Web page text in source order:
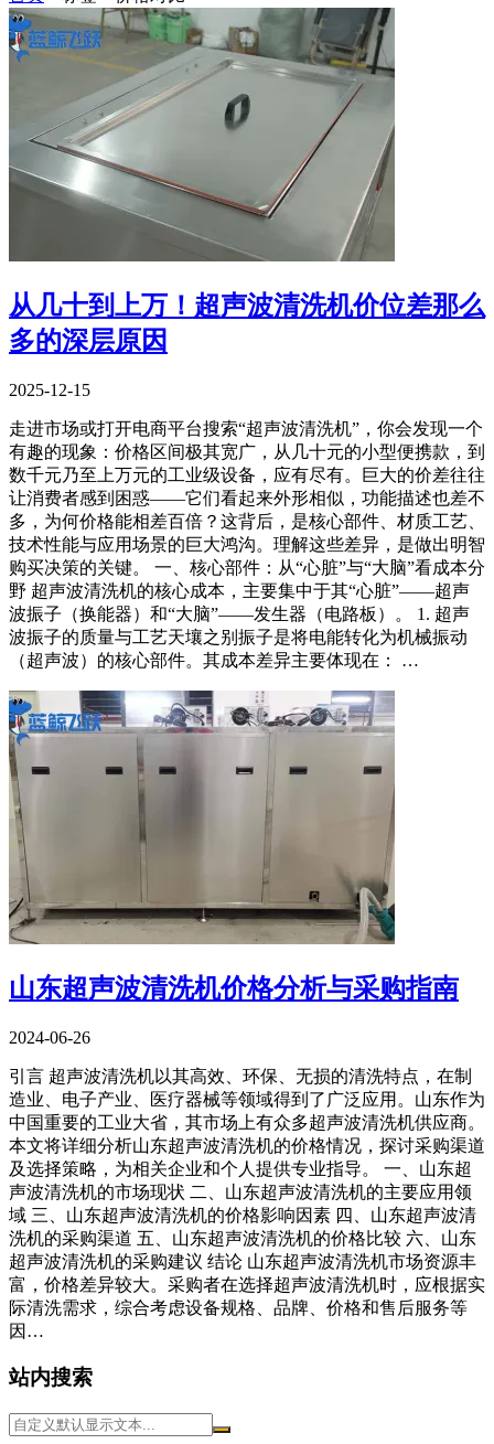
从几十到上万！超声波清洗机价位差那么
多的深层原因
2025-12-15
走进市场或打开电商平台搜索“超声波清洗机”，你会发现一个
有趣的现象：价格区间极其宽广，从几十元的小型便携款，到
数千元乃至上万元的工业级设备，应有尽有。巨大的价差往往
让消费者感到困惑——它们看起来外形相似，功能描述也差不
多，为何价格能相差百倍？这背后，是核心部件、材质工艺、
技术性能与应用场景的巨大鸿沟。理解这些差异，是做出明智
购买决策的关键。 一、核心部件：从“心脏”与“大脑”看成本分
野 超声波清洗机的核心成本，主要集中于其“心脏”——超声
波振子（换能器）和“大脑”——发生器（电路板）。 1. 超声
波振子的质量与工艺天壤之别振子是将电能转化为机械振动
（超声波）的核心部件。其成本差异主要体现在： …
山东超声波清洗机价格分析与采购指南
2024-06-26
引言 超声波清洗机以其高效、环保、无损的清洗特点，在制
造业、电子产业、医疗器械等领域得到了广泛应用。山东作为
中国重要的工业大省，其市场上有众多超声波清洗机供应商。
本文将详细分析山东超声波清洗机的价格情况，探讨采购渠道
及选择策略，为相关企业和个人提供专业指导。 一、山东超
声波清洗机的市场现状 二、山东超声波清洗机的主要应用领
域 三、山东超声波清洗机的价格影响因素 四、山东超声波清
洗机的采购渠道 五、山东超声波清洗机的价格比较 六、山东
超声波清洗机的采购建议 结论 山东超声波清洗机市场资源丰
富，价格差异较大。采购者在选择超声波清洗机时，应根据实
际清洗需求，综合考虑设备规格、品牌、价格和售后服务等
因…
站内搜索